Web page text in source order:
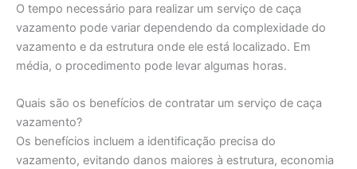
O tempo necessário para realizar um serviço de caça
vazamento pode variar dependendo da complexidade do
vazamento e da estrutura onde ele está localizado. Em
média, o procedimento pode levar algumas horas.
Quais são os benefícios de contratar um serviço de caça
vazamento?
Os benefícios incluem a identificação precisa do
vazamento, evitando danos maiores à estrutura, economia